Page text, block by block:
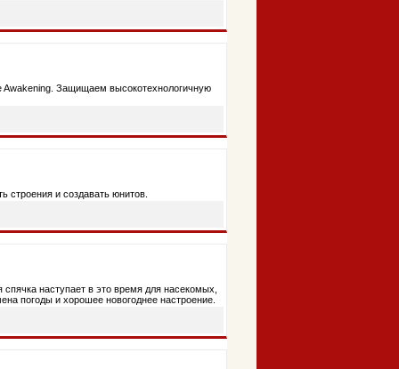
Awakening. Защищаем высокотехнологичную
строения и создавать юнитов.
наступает в это время для насекомых,
погоды и хорошее новогоднее настроение.